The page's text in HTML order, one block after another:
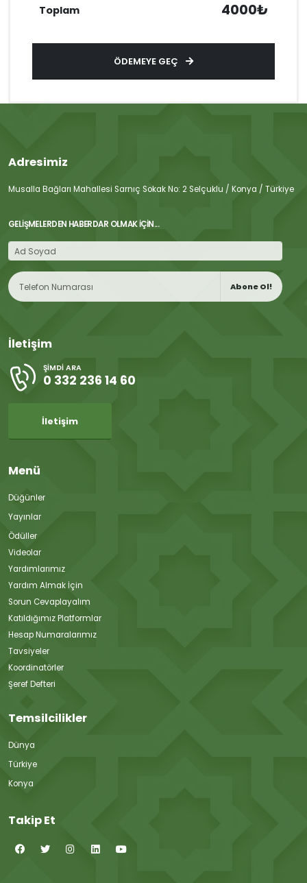
Toplam 4000₺
ÖDEMEYE GEÇ
Adresimiz
Musalla Bağları Mahallesi Sarnıç Sokak No: 2 Selçuklu / Konya / Türkiye
GELIŞMELERDEN HABERDAR OLMAK İÇIN...
Abone Ol!
İletişim
ŞIMDI ARA
0 332 236 14 60
İletişim
Menü
Düğünler
Yayınlar
Ödüller
Videolar
Yardımlarımız
Yardım Almak İçin
Sorun Cevaplayalım
Katıldığımız Platformlar
Hesap Numaralarımız
Tavsiyeler
Koordinatörler
Şeref Defteri
Temsilcilikler
Dünya
Türkiye
Konya
Takip Et